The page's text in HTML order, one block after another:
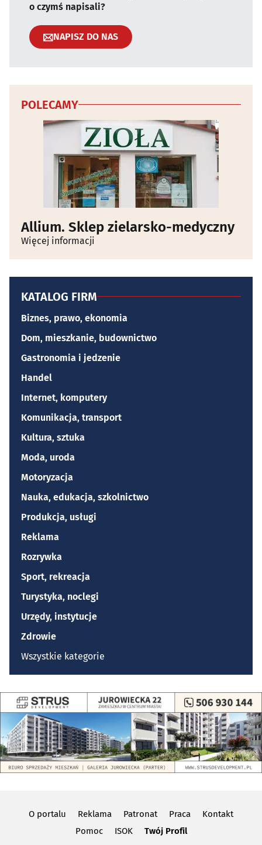
o czymś napisali?
NAPISZ DO NAS
POLECAMY
Allium. Sklep zielarsko-medyczny
Więcej informacji
KATALOG FIRM
Biznes, prawo, ekonomia
Dom, mieszkanie, budownictwo
Gastronomia i jedzenie
Handel
Internet, komputery
Komunikacja, transport
Kultura, sztuka
Moda, uroda
Motoryzacja
Nauka, edukacja, szkolnictwo
Produkcja, usługi
Reklama
Rozrywka
Sport, rekreacja
Turystyka, noclegi
Urzędy, instytucje
Zdrowie
Wszystkie kategorie
O portalu Reklama Patronat Praca
Kontakt
Pomoc
ISOK Twój Profil